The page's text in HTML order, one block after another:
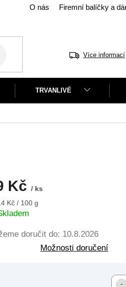
O nás Firemní balíčky a
Více informací
TRVANLIVÉ
Kč / ks
Kč / 100 g
doručit do: 10.8.2026
Možnosti doručení